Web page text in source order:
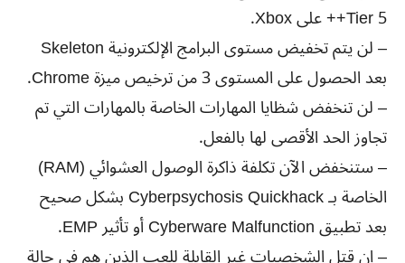
Tier 5++ على Xbox.
– لن يتم تخفيض مستوى البرامج الإلكترونية Skeleton
بعد الحصول على المستوى 3 من ترخيص ميزة Chrome.
– لن تنخفض شظايا المهارات الخاصة بالمهارات التي تم
تجاوز الحد الأقصى لها بالفعل.
– ستنخفض الآن تكلفة ذاكرة الوصول العشوائي (RAM)
الخاصة بـ Cyberpsychosis Quickhack بشكل صحيح
بعد تطبيق Cyberware Malfunction أو تأثير EMP.